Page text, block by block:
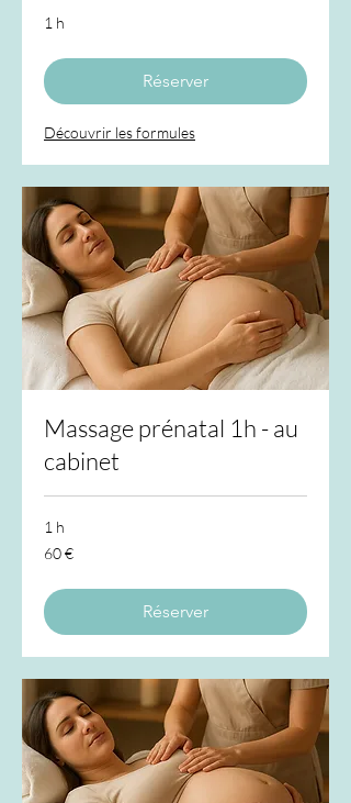
1 h
Réserver
Découvrir les formules
Massage prénatal 1h - au
cabinet
1 h
60
euros
60 €
Réserver